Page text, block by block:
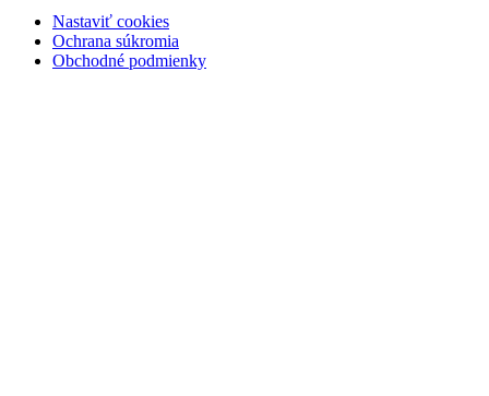
Nastaviť cookies
Ochrana súkromia
Obchodné podmienky